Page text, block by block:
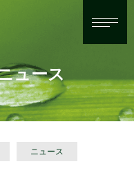
ュース
ニュース